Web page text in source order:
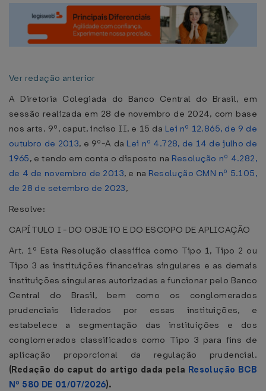
Ver redação anterior
A Diretoria Colegiada do Banco Central do Brasil, em
sessão realizada em 28 de novembro de 2024, com base
nos arts. 9º, caput, inciso II, e 15 da Lei nº 12.865, de 9 de
outubro de 2013, e 9º-A da Lei nº 4.728, de 14 de julho de
1965, e tendo em conta o disposto na Resolução nº 4.282,
de 4 de novembro de 2013, e na Resolução CMN nº 5.105,
de 28 de setembro de 2023,
Resolve:
CAPÍTULO I - DO OBJETO E DO ESCOPO DE APLICAÇÃO
Art. 1º Esta Resolução classifica como Tipo 1, Tipo 2 ou
Tipo 3 as instituições financeiras singulares e as demais
instituições singulares autorizadas a funcionar pelo Banco
Central do Brasil, bem como os conglomerados
prudenciais liderados por essas instituições, e
estabelece a segmentação das instituições e dos
conglomerados classificados como Tipo 3 para fins de
aplicação proporcional da regulação prudencial.
(Redação do caput do artigo dada pela Resolução BCB
Nº 580 DE 01/07/2026).